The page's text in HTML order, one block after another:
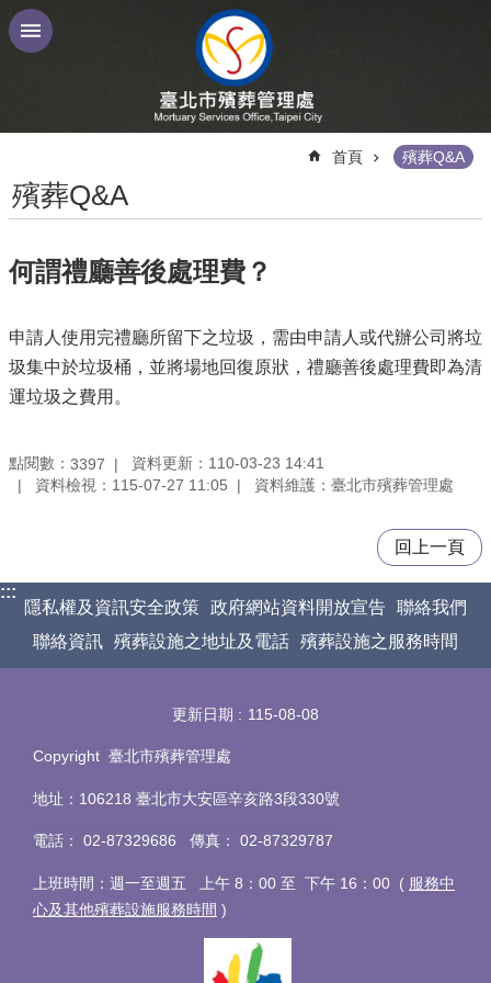
跳到主要內容區塊
首頁 殯葬Q&A
殯葬Q&A
何謂禮廳善後處理費？
申請人使用完禮廳所留下之垃圾，需由申請人或代辦公司將垃
圾集中於垃圾桶，並將場地回復原狀，禮廳善後處理費即為清
運垃圾之費用。
點閱數： 3397
資料更新：110-03-23 14:41
資料檢視：115-07-27 11:05
資料維護：臺北市殯葬管理處
回上一頁
:::
隱私權及資訊安全政策 政府網站資料開放宣告 聯絡我們
聯絡資訊 殯葬設施之地址及電話 殯葬設施之服務時間
更新日期 115-08-08
Copyright 臺北市殯葬管理處
地址：106218 臺北市大安區辛亥路3段330號
電話 ： 02-87329686 傳真 ： 02-87329787
上班時間：週一至週五 上午 8：00 至 下午 16：00 ( 服務中
心及其他殯葬設施服務時間 )